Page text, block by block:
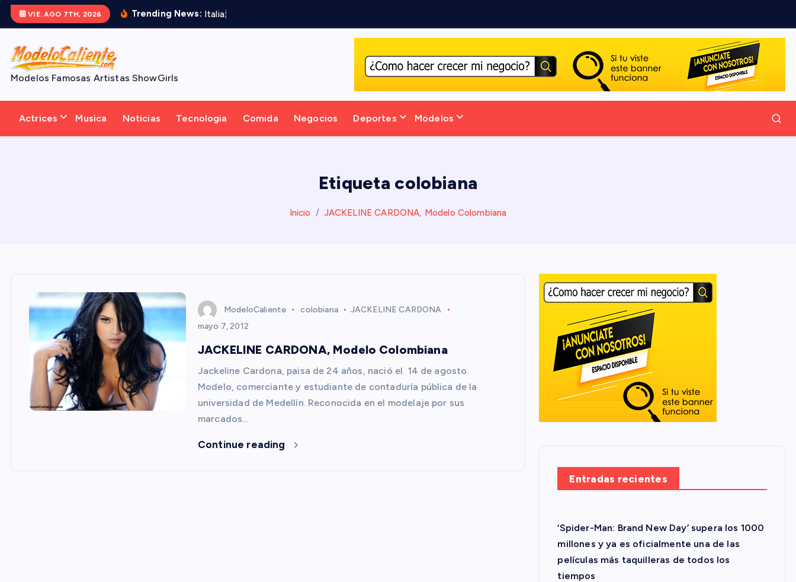
a
c
VIE. AGO 7TH, 2026 Trending News: Italia:
Modelos Famosas Artistas ShowGirls
Actrices Musica Noticias Tecnologia Comida Negocios Deportes Modelos
Etiqueta colobiana
Inicio JACKELINE CARDONA, Modelo Colombiana
ModeloCaliente colobiana
JACKELINE CARDONA
mayo 7, 2012
JACKELINE CARDONA, Modelo Colombiana
Jackeline Cardona, paisa de 24 años, nació el 14 de agosto.
Modelo, comerciante y estudiante de contaduría pública de la
universidad de Medellín. Reconocida en el modelaje por sus
marcados…
Continue reading
Entradas recientes
‘Spider-Man: Brand New Day’ supera los 1000
millones y ya es oficialmente una de las
películas más taquilleras de todos los
tiempos